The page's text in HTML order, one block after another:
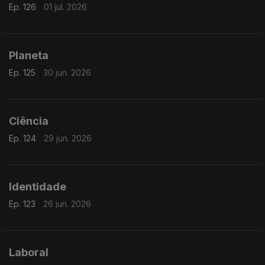
Ep. 126 01 jul. 2026
Planeta
Ep. 125 30 jun. 2026
Ciência
Ep. 124 29 jun. 2026
Identidade
Ep. 123 26 jun. 2026
Laboral